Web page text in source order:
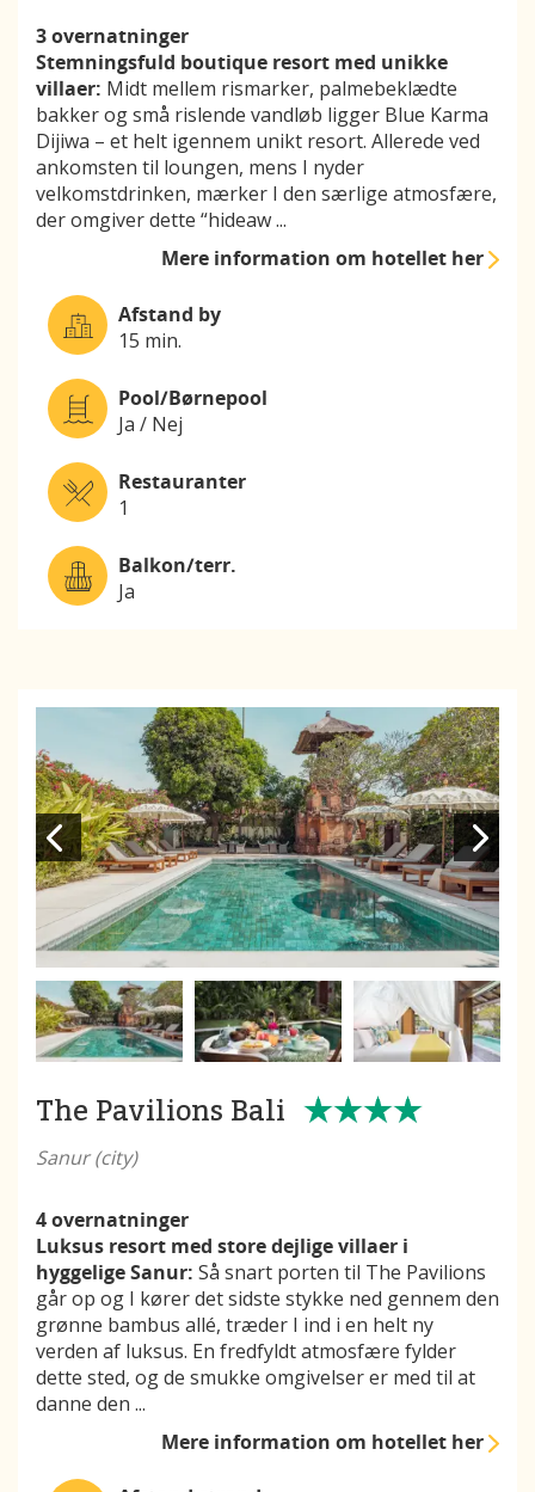
3 overnatninger
Stemningsfuld boutique resort med unikke
villaer: Midt mellem rismarker, palmebeklædte
bakker og små rislende vandløb ligger Blue Karma
Dijiwa – et helt igennem unikt resort. Allerede ved
ankomsten til loungen, mens I nyder
velkomstdrinken, mærker I den særlige atmosfære,
der omgiver dette “hideaw...
Mere informationom hotellet her
Afstand by
15 min.
Pool/Børnepool
Ja / Nej
Restauranter
1
Balkon/terr.
Ja
The Pavilions Bali
Sanur (city)
4 overnatninger
Luksus resort med store dejlige villaer i
hyggelige Sanur: Så snart porten til The Pavilions
går op og I kører det sidste stykke ned gennem den
grønne bambus allé, træder I ind i en helt ny
verden af luksus. En fredfyldt atmosfære fylder
dette sted, og de smukke omgivelser er med til at
danne den ...
Mere informationom hotellet her